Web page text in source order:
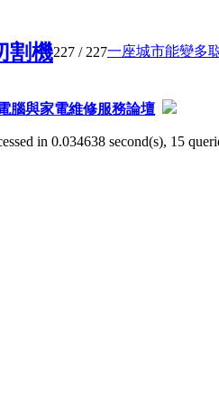
割機227 / 227一座城市能變多
腦與家電維修服務論壇
in 0.034638 second(s), 15